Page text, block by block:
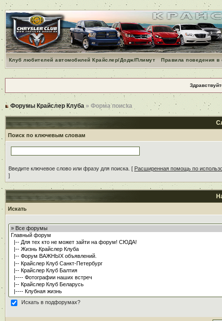
Клуб любителей автомобилей Крайслер/Додж/Плимут Правила поведения
Форумы Крайслер Клуба » Форма поиска
Поиск по ключевым словам
Введите ключевое слово или фразу для поиска. [ Расширенная помощь по
]
Искать
Искать в подфорумах?